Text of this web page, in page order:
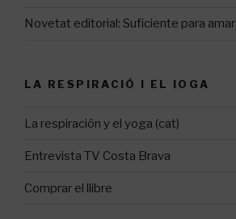
Novetat editorial: Suficiente para amar
LA RESPIRACIÓ I EL IOGA
La respiración y el yoga (cat)
Entrevista TV Costa Brava
Comprar el llibre